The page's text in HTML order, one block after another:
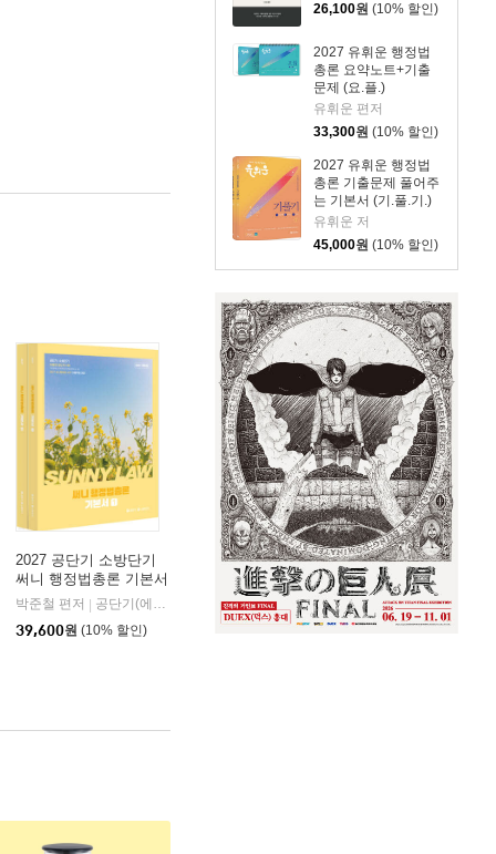
26,100원 (10% 할인)
2027 유휘운 행정법
총론 요약노트+기출
문제 (요.플.)
유휘운 편저
33,300원 (10% 할인)
2027 유휘운 행정법
총론 기출문제 풀어주
는 기본서 (기.풀.기.)
유휘운 저
45,000원 (10% 할인)
2027 공단기 소방단기
써니 행정법총론 기본서
박준철 편저
공단기(에스티유니타스)
39,600원 (10% 할인)